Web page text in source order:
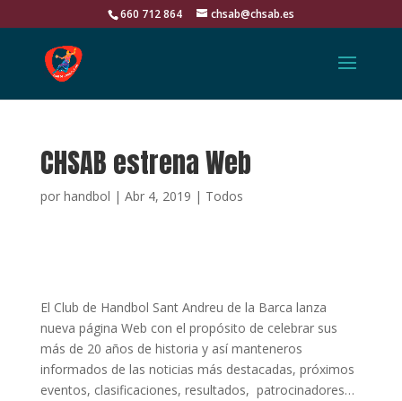
660 712 864 chsab@chsab.es
CHSAB estrena Web
por handbol | Abr 4, 2019 | Todos
El Club de Handbol Sant Andreu de la Barca lanza
nueva página Web con el propósito de celebrar sus
más de 20 años de historia y así manteneros
informados de las noticias más destacadas, próximos
eventos, clasificaciones, resultados, patrocinadores…